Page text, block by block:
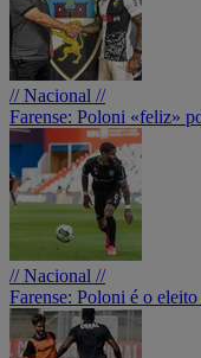
// Nacional //
Farense: Poloni «feliz»
// Nacional //
Farense: Poloni é o